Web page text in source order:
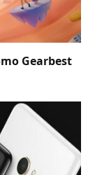
Gearbest